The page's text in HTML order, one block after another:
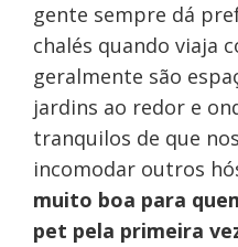
gente sempre dá
chalés quando viaja
geralmente são
jardins ao redor e
tranquilos de que
incomodar outros
muito boa para
pet pela primeira